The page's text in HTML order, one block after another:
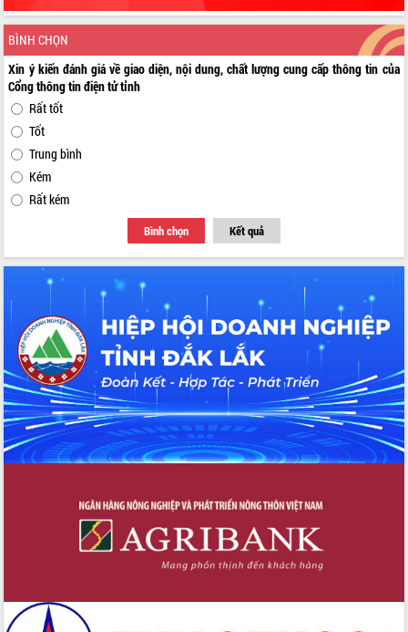
BÌNH CHỌN
Xin ý kiến đánh giá về giao diện, nội dung, chất lượng cung cấp thông tin của
Cổng thông tin điện tử tỉnh
Rất tốt
Tốt
Trung bình
Kém
Rất kém
Bình chọn Kết quả